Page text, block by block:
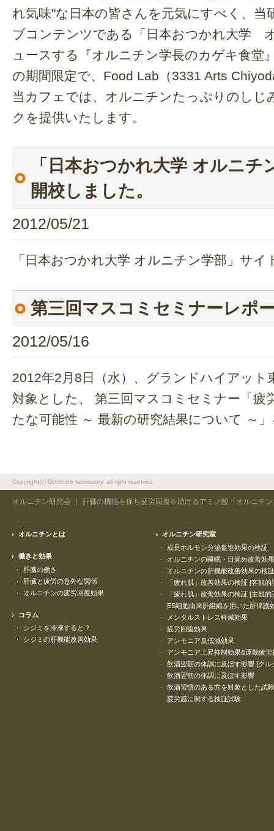
れ気味"な日本の皆さんを元気にすべく、当
ブコンテンツである「日本おつかれ大学
ュースする『オルニチン学長のカゲキ食堂
の期間限定で、Food Lab（3331 Arts
当カフェでは、オルニチンたっぷりのしじ
クを提供いたします。
「日本おつかれ大学 オルニチ
開校しました。
2012/05/21
「日本おつかれ大学 オルニチン学部」サ
第三回マスコミセミナーレポ
2012/05/16
2012年2月8日（水）、グランドハイアット
対象とした、 第三回マスコミセミナー「疲
たな可能性 ～ 最新の研究結果について ～
Copyright(c) Ornithine laboratory, all right reserved
オルニチン研究会 ｜ 肝臓の機能を保ち疲労回復を助けるアミノ酸「オルニチ
オルニチンとは
働きと効果
肝臓の働き
肝臓と疲労の意外な関係
オルニチンの疲労回復効果
コラム
シジミを冷凍すると？
シジミの肝機能改善効果
オルニチン研究室
成長ホルモン分泌促進効果の検証
オルニチンの睡眠・目覚め改善効
オルニチンの肝機能改善効果の検証
「疲れ肌」改善効果の検証 [客観的
「疲れ肌」改善効果の検証 [主観的
ES細胞由来肝組織を用いた肝保護
メンタルストレス軽減効果
疲労回復効果
アンモニア臭低減効果
アンモニア上昇抑制効果&運動疲労
飲酒翌朝の体調に及ぼす影響 [ク
飲酒翌朝の体調に及ぼす影響
飲酒習慣のある方を対象とした試験
疲労感に関する検証試験